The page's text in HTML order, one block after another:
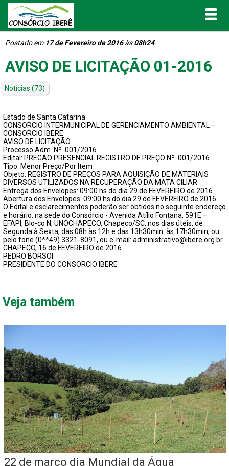
Inicial
Portal de Transparência
Publicações
Informativos e Relatórios
Notícias
Contato
FECHAR PEDIDO
Postado em 17 de Fevereiro de 2016às08h24
AVISO DE LICITAÇÃO 01-2016
Notícias (73)
Estado de Santa Catarina
CONSORCIO INTERMUNICIPAL DE GERENCIAMENTO AMBIENTAL –
CONSORCIO IBERE
AVISO DE LICITAÇÃO
Processo Adm. Nº. 001/2016
Edital: PREGÃO PRESENCIAL REGISTRO DE PREÇO Nº. 001/2016
Tipo: Menor Preço/Por Item
Objeto: REGISTRO DE PREÇOS PARA AQUISIÇÃO DE MATERIAIS
DIVERSOS UTILIZADOS NA RECUPERAÇÃO DA MATA CILIAR
Entrega dos Envelopes: 09:00 hs do dia 29 de FEVEREIRO de 2016.
Abertura dos Envelopes: 09:00 hs do dia 29 de FEVEREIRO de 2016
O Edital e esclarecimentos poderão ser obtidos no seguinte endereço
e horário: na sede do Consórcio - Avenida Atílio Fontana, 591E –
EFAPI, Blo-co N, UNOCHAPECO, Chapeco/SC, nos dias úteis, de
Segunda à Sexta, das 08h às 12h e das 13h30min. às 17h30min, ou
pelo fone (0**49) 3321-8091, ou e-mail: administrativo@ibere.org.br.
CHAPECO, 16 de FEVEREIRO de 2016
PEDRO BORSOI
PRESIDENTE DO CONSORCIO IBERE
Veja também
22 de março dia Mundial da Água